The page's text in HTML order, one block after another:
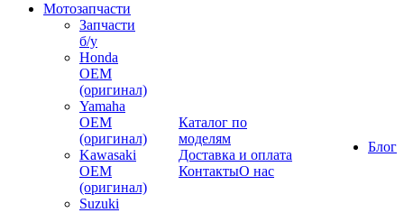
Мотозапчасти
Запчасти
б/у
Honda
OEM
(оригинал)
Yamaha
OEM
(оригинал)
Kawasaki
OEM
(оригинал)
Suzuki
Каталог по
моделям
Доставка и оплата
КонтактыО нас
Блог